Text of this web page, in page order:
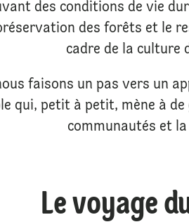
des conditions de vie
des forêts et le
cadre de la culture
faisons un pas vers un
qui, petit à petit, mène à
communautés et
Le voyage